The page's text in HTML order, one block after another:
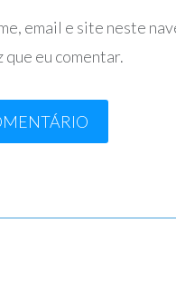
email e site neste
que eu comentar.